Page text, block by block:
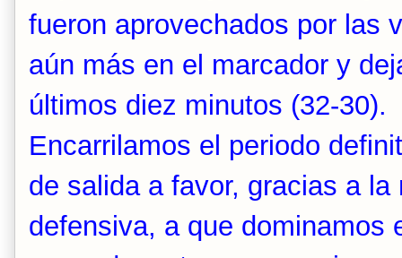
fueron aprovechados por las
aún más en el marcador y
últimos diez minutos (32-30).
Encarrilamos el periodo
de salida a favor, gracias a la
defensiva, a que dominamos